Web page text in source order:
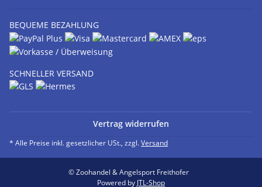
BEQUEME BEZAHLUNG
SCHNELLER VERSAND
Vertrag widerrufen
* Alle Preise inkl. gesetzlicher USt., zzgl.Versand
© Zoohandel & Angelsport Freithofer
Powered byJTL-Shop